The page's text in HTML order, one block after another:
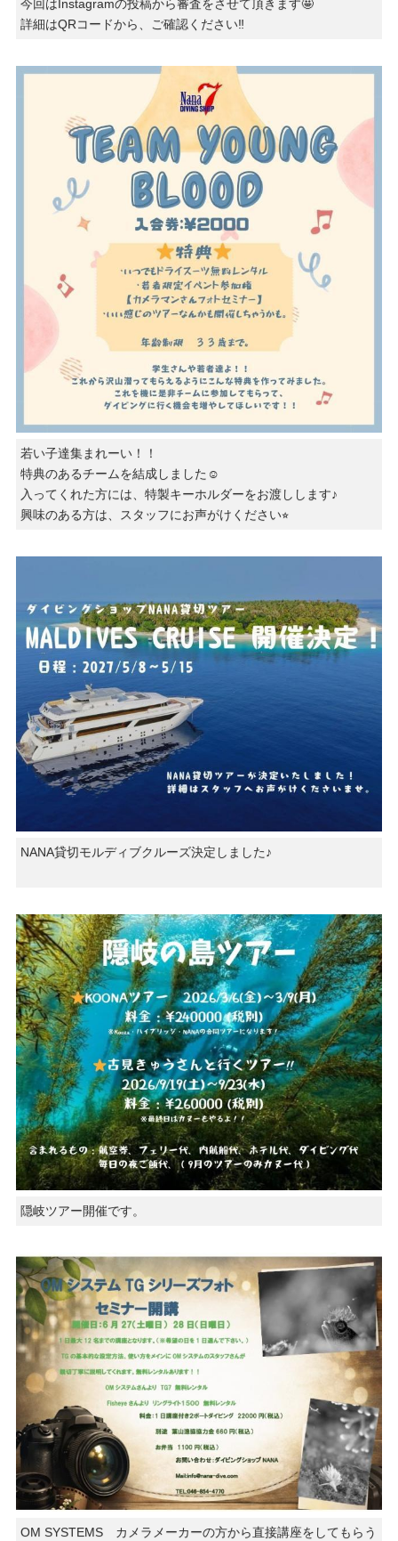
今回はInstagramの投稿から審査をさせて頂きます🤩
詳細はQRコードから、ご確認ください‼️
若い子達集まれーい！！
特典のあるチームを結成しました☺️
入ってくれた方には、特製キーホルダーをお渡しします♪
興味のある方は、スタッフにお声がけください⭐︎
NANA貸切モルディブクルーズ決定しました♪
隠岐ツアー開催です。
OM SYSTEMS カメラメーカーの方から直接講座をしてもらう